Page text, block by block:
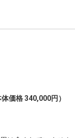
体価格 340,000円）